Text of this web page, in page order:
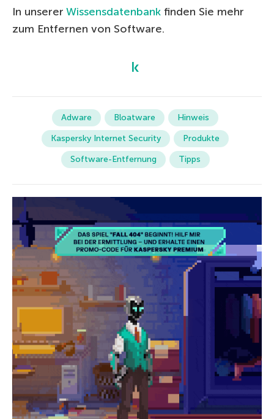
In unserer Wissensdatenbank finden Sie mehr
zum Entfernen von Software.
Adware Bloatware
Hinweis
Kaspersky Internet Security
Produkte
Software-Entfernung
Tipps